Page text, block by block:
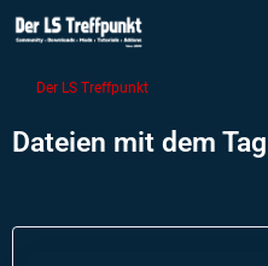
Der LS Treffpunkt
Dateien mit dem